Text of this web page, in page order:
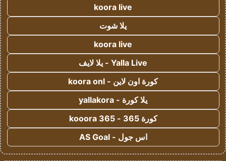
koora live
يلا شوت
koora live
Yalla Live - يلا لايف
كورة اون لاين - koora onl
يلا كورة - yallakora
كورة 365 - kooora 365
اس جول - AS Goal